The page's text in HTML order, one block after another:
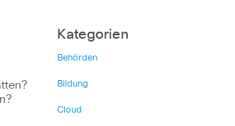
Kategorien
Behörden
Bildung
Cloud